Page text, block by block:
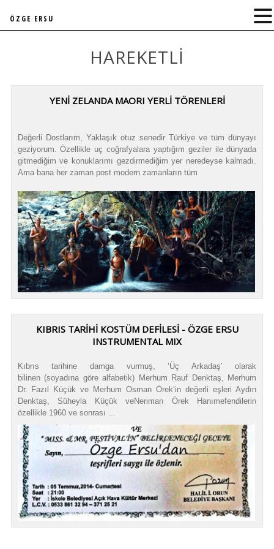
HAREKETLI
YENİ ZELANDA MAORI YERLİ TÖRENLERİ
Değerli Dostlarım, Yaklaşık otuz senedir Türkiye ve tüm dünyayı
geziyorum. Özellikle uç coğrafyalara yaptığım geziler ile dünyada
gitmediğim ve konuklarımı gezdirmediğim yer neredeyse kalmadı.
Ama bana her zaman post modern zamanların tüm
KIBRIS TARİHİ KOSTÜM DEFİLESİ - ÖZGE ERSU
INSTRUMENTAL MIX
Kıbrıs tarihine damga vurmuş, ‘Üç Arkadaş’ olarak
bilinen (soyadına göre alfabetik) Merhum Rauf Denktaş, Merhum
Dr. Fazıl Küçük ve Merhum Osman Örek‘in değerli eşleri Aydın
Denktaş, Süheyla Küçük veNeriman Örek Hanımefendilerin
özellikle 1960 ve sonrası ...
ÖZGE ERSU